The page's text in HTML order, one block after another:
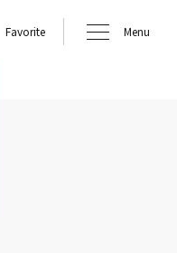
Favorite Menu